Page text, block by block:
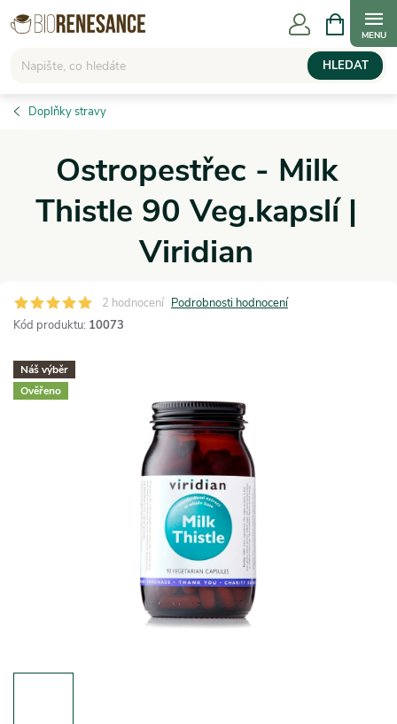
Přejít
na
HLEDAT
NÁKUPNÍ
KOŠÍK
Doplňky stravy
Ostropestřec - Milk
Thistle 90 Veg.kapslí |
Viridian
2 hodnocení Podrobnosti hodnocení
Kód produktu: 10073
Náš výběr
Ověřeno